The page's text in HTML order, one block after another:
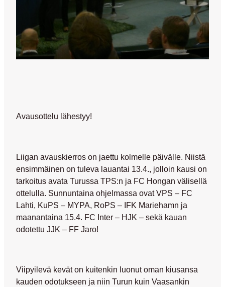
Avausottelu lähestyy!
Liigan avauskierros on jaettu kolmelle päivälle. Niistä
ensimmäinen on tuleva lauantai 13.4., jolloin kausi on
tarkoitus avata Turussa TPS:n ja FC Hongan välisellä
ottelulla. Sunnuntaina ohjelmassa ovat VPS – FC
Lahti, KuPS – MYPA, RoPS – IFK Mariehamn ja
maanantaina 15.4. FC Inter – HJK – sekä kauan
odotettu JJK – FF Jaro!
Viipyilevä kevät on kuitenkin luonut oman kiusansa
kauden odotukseen ja niin Turun kuin Vaasankin